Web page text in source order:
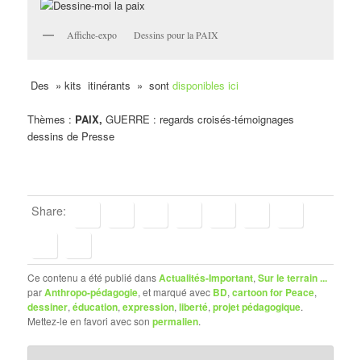
Affiche-expo Dessins pour la PAIX
Des » kits itinérants » sont disponibles ici
Thèmes : PAIX, GUERRE : regards croisés-témoignages
dessins de Presse
Share:
Ce contenu a été publié dansActualités-Important,Sur le terrain ...
parAnthropo-pédagogie, et marqué avec BD,cartoon for Peace,
dessiner,éducation,expression,liberté,projet pédagogique.
Mettez-le en favori avec sonpermalien.